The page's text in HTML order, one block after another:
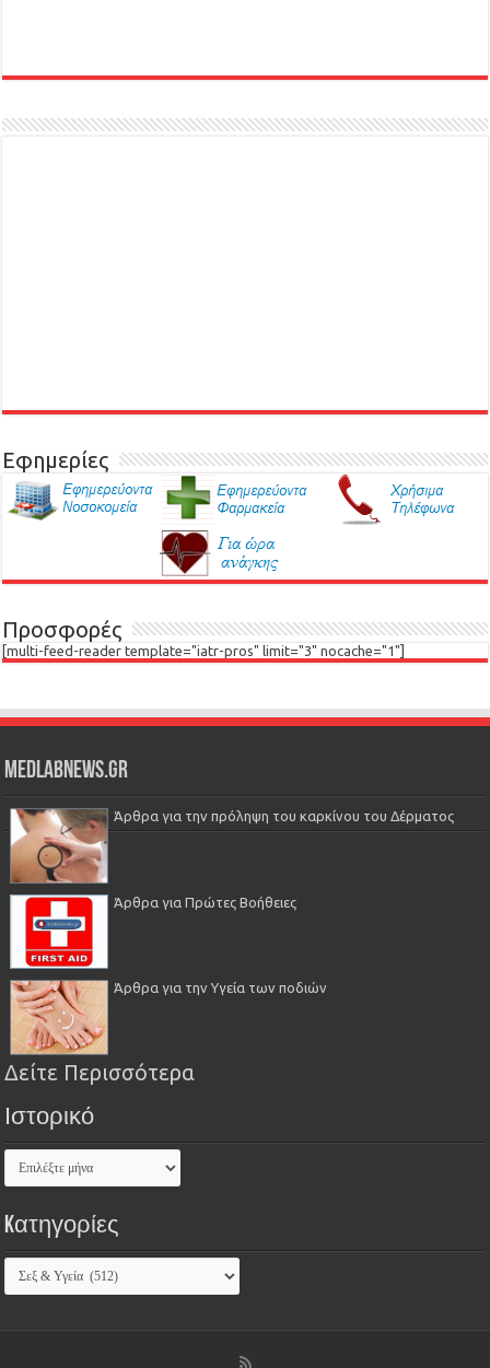
Εφημερίες
Προσφορές
[multi-feed-reader template="iatr-pros" limit="3" nocache="1"]
Medlabnews.gr
Άρθρα για την πρόληψη του καρκίνου του Δέρματος
Άρθρα για Πρώτες Βοήθειες
Άρθρα για την Υγεία των ποδιών
Δείτε Περισσότερα
Ιστορικό
Kατηγορίες